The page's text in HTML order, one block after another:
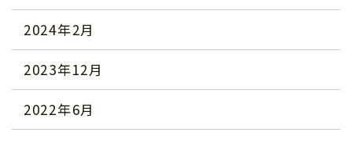
2024年2月
2023年12月
2022年6月